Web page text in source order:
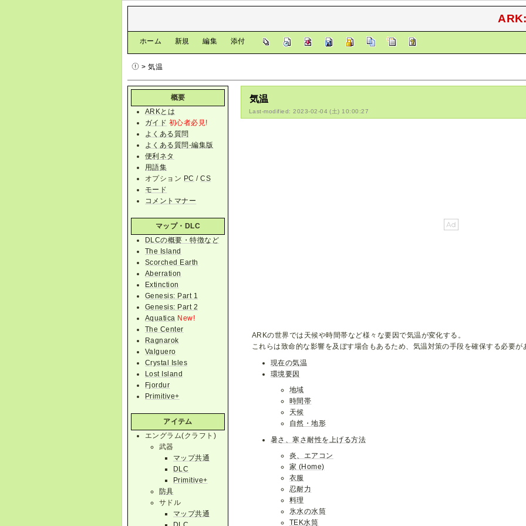
ホーム 新規 編集 添付
> 気温
気温
Last-modified: 2023-02-04 (土) 10:00:27
ARKの世界では天候や時間帯など様々な要因で気温が変化する。
これらは致命的な影響を及ぼす場合もあるため、気温対策の手段を確保する必要が
現在の気温
環境要因
地域
時間帯
天候
自然・地形
暑さ、寒さ耐性を上げる方法
炎、エアコン
家 (Home)
衣服
忍耐力
料理
氷水の水筒
TEK水筒
概要
ARKとは
ガイド 初心者必見!
よくある質問
よくある質問-編集版
便利ネタ
用語集
オプション PC /CS
モード
コメントマナー
マップ・DLC
DLCの概要・特徴など
The Island
Scorched Earth
Aberration
Extinction
Genesis: Part 1
Genesis: Part 2
Aquatica New!
The Center
Ragnarok
Valguero
Crystal Isles
Lost Island
Fjordur
Primitive+
アイテム
エングラム(クラフト)
武器
マップ共通
DLC
Primitive+
防具
サドル
マップ共通